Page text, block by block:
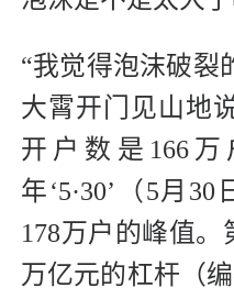
“我觉得泡沫破裂
大霄开门见山地
开户数是166万
年‘5·30’（5月
178万户的峰值
万亿元的杠杆（